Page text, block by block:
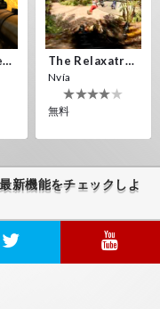
Alien Creepers VR The Relaxatron
Nvía
無料
新機能をチェックしよ